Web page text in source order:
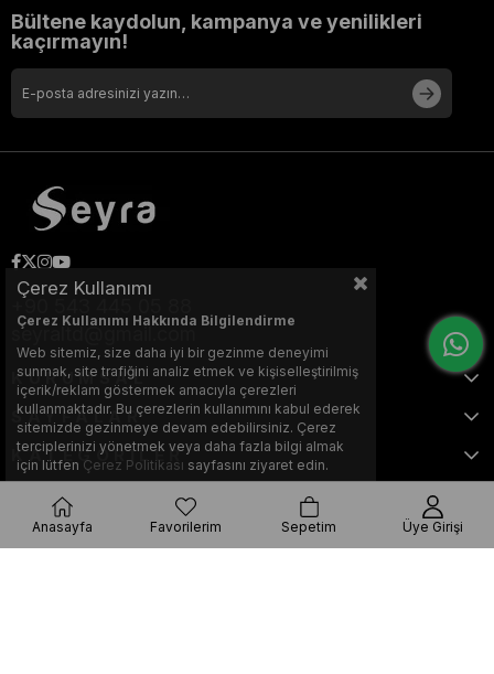
Bültene kaydolun, kampanya ve yenilikleri
kaçırmayın!
seyraltd@gmail.com
KURUMSAL
SAYFALAR
KATEGORİLER
Bu web sitesi, Nihat KILIÇARSLAN tarafından tasarlanmış ve optimize
Çerez Kullanımı
Çerez Kullanımı Hakkında Bilgilendirme
Web sitemiz, size daha iyi bir gezinme deneyimi
sunmak, site trafiğini analiz etmek ve kişiselleştirilmiş
içerik/reklam göstermek amacıyla çerezleri
kullanmaktadır. Bu çerezlerin kullanımını kabul ederek
sitemizde gezinmeye devam edebilirsiniz. Çerez
terciplerinizi yönetmek veya daha fazla bilgi almak
için lütfen Çerez Politikası sayfasını ziyaret edin.
Anasayfa Favorilerim Sepetim Üye Girişi